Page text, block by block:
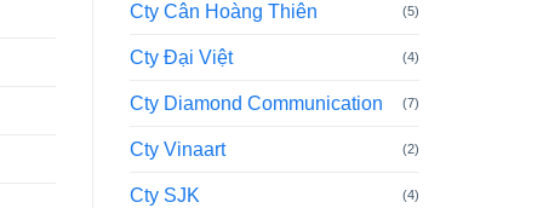
Cty Cân Hoàng Thiên (5)
Cty Đại Việt (4)
Cty Diamond Communication (7)
Cty Vinaart (2)
Cty SJK (4)